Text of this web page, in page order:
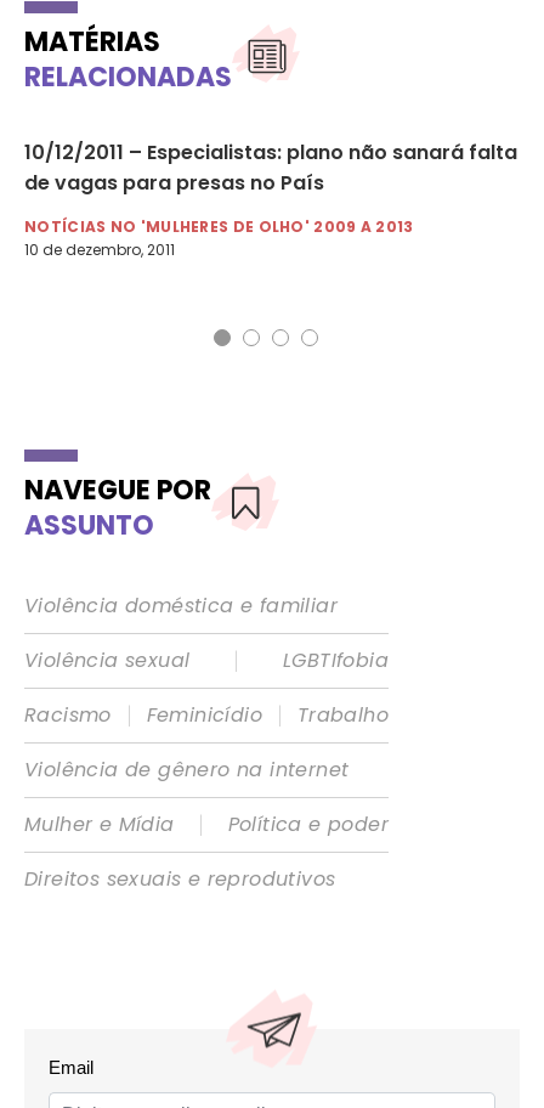
MATÉRIAS
RELACIONADAS
10/12/2011 – Especialistas: plano não sanará falta
de vagas para presas no País
NOTÍCIAS NO 'MULHERES DE OLHO' 2009 A 2013
10 de dezembro, 2011
NAVEGUE POR
ASSUNTO
Violência doméstica e familiar
Violência sexual
|
LGBTIfobia
Racismo
| Feminicídio |
Trabalho
Violência de gênero na internet
Mulher e Mídia
|
Política e poder
Direitos sexuais e reprodutivos